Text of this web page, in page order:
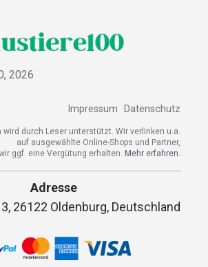
2026
Impressum Datenschutz
wird durch Leser unterstützt. Wir verlinken u.a.
auf ausgewählte Online-Shops und Partner,
ggf. eine Vergütung erhalten. Mehr erfahren.
Adresse
26122 Oldenburg, Deutschland